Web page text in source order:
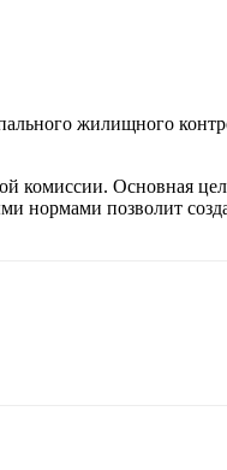
жилищного
комиссии. Основная
нормами позволит